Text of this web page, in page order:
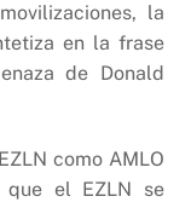
la
en la frase
de Donald
como AMLO
que el EZLN se